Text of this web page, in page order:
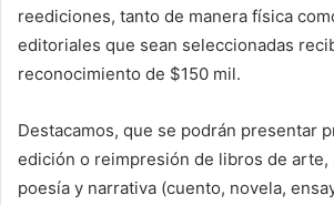
reediciones, tanto de manera física
editoriales que sean seleccionadas
reconocimiento de $150 mil.
Destacamos, que se podrán presentar
edición o reimpresión de libros de arte,
poesía y narrativa (cuento, novela,